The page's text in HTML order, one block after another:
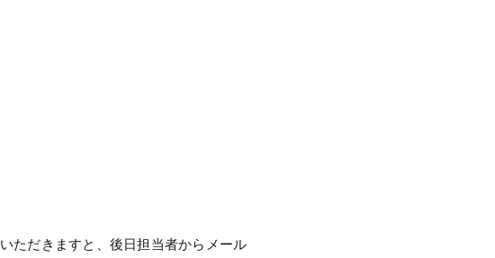
ただきますと、後日担当者からメール